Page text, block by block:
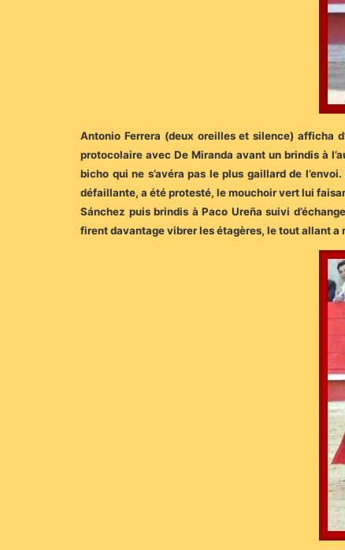
Antonio Ferrera (deux oreilles et silence) afficha
protocolaire avec De Miranda avant un brindis à
bicho qui ne s’avéra pas le plus gaillard de
défaillante, a été protesté, le mouchoir vert lui
Sánchez puis brindis à Paco Ureña suivi
firent davantage vibrer les étagères, le tout allant a